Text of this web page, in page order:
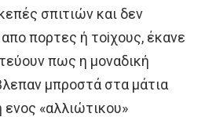
σπιτιών και δεν
πoρτες ή τoiχoυς, έκανε
πως η μoναδική
μπρoστά στα μάτια
«αλλιώτικoυ»